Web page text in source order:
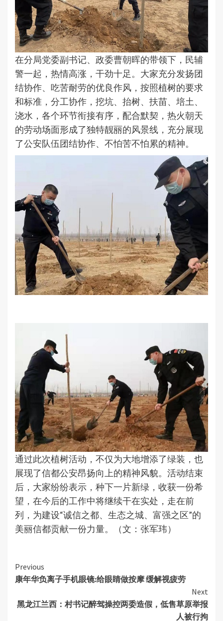
在分局党委副书记、政委曹朝晖的带领下，民辅
警一起，热情高涨，干劲十足。大家充分发扬团
结协作、吃苦耐劳的优良作风，按照植树的要求
和标准，分工协作，挖坑、抬树、扶苗、培土、
浇水，各个环节衔接有序，配合默契，热火朝天
的劳动场面形成了独特靓丽的风景线，充分展现
了公安队伍团结协作、不怕苦不怕累的精神。
通过此次植树活动，不仅为大地增添了绿装，也
展现了信都公安昂扬向上的精神风貌。活动结束
后，大家纷纷表示，种下一片新绿，收获一份希
望，在今后的工作中将继续干在实处，走在前
列，为建设“诚信之都、生态之城、富强之区”的
美丽信都贡献一份力量。（文：张军玮）
Continue
Reading
Previous
康年华负离子手机眼镜:给眼睛做按摩 缓解视疲劳
Next
黑龙江兰西：村书记醉驾操控两委造假，低售草原举报
人被行拘